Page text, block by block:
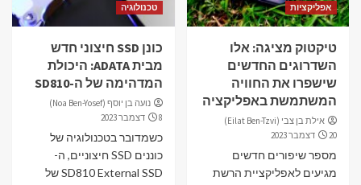
אפליקציות
טיקטוק מציגה: אלו
השדרוגים החדשים
שישפרו את החוויה
המשתמשת באפליקציה
אילת בן צבי (Eilat Ben-Tzvi)
20 דצמבר 2023
מספר שיפורים חדשים
מגיעים לאפליקציית הרשת
טכנולוגיה
כונן SSD חיצוני חדש
מבית ADATA: היכולת
המדהימה של ה-SD810
נועה בן יוסף (Noa Ben-Yosef)
8 דצמבר 2023
כשמדובר בטכנולוגיה של
כוננים SSD חיצוניים, ה-
SD810 External SSD של